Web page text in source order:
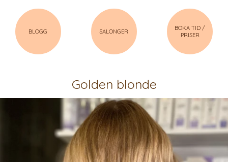
BLOGG SALONGER
BOKA TID /
PRISER
Golden blonde